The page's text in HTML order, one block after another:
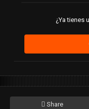
¿Ya tienes
Share